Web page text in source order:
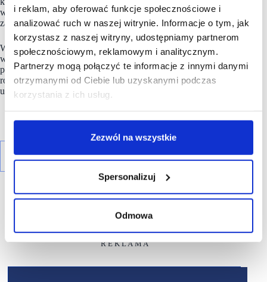
i reklam, aby oferować funkcje społecznościowe i
analizować ruch w naszej witrynie. Informacje o tym, jak
korzystasz z naszej witryny, udostępniamy partnerom
społecznościowym, reklamowym i analitycznym.
Partnerzy mogą połączyć te informacje z innymi danymi
otrzymanymi od Ciebie lub uzyskanymi podczas
korzystania z ich usług.
Zezwól na wszystkie
Spersonalizuj
Odmowa
w czasie inflacji chętniej rezygnują z części wygód
zakupowych, byle tylko zapłacić mniej.
Wedługraportu PMR, w 2024 r. wartość rynku spożywczego
w Polsce osiągnęła ok. 410 mld zł netto, z czego ponad 37%
przypada już na dyskonty. Eksperci prognozują, że do 2030
roku ich udział może przekroczyć 40%. Dla porównania –
udział hipermarketów spadł poniżej 7%.
R E K L A M A